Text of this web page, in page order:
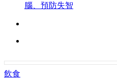
腦、預防失智
飲食